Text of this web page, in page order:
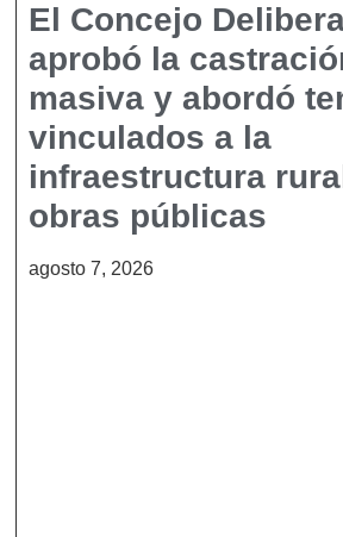
El Concejo
aprobó la
masiva y abordó
vinculados a la
infraestructura
obras públicas
agosto 7, 2026